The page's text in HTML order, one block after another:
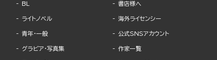
BL
ライトノベル
青年・一般
グラビア・写真集
書店様へ
海外ライセンシー
公式SNSアカウント
作家一覧